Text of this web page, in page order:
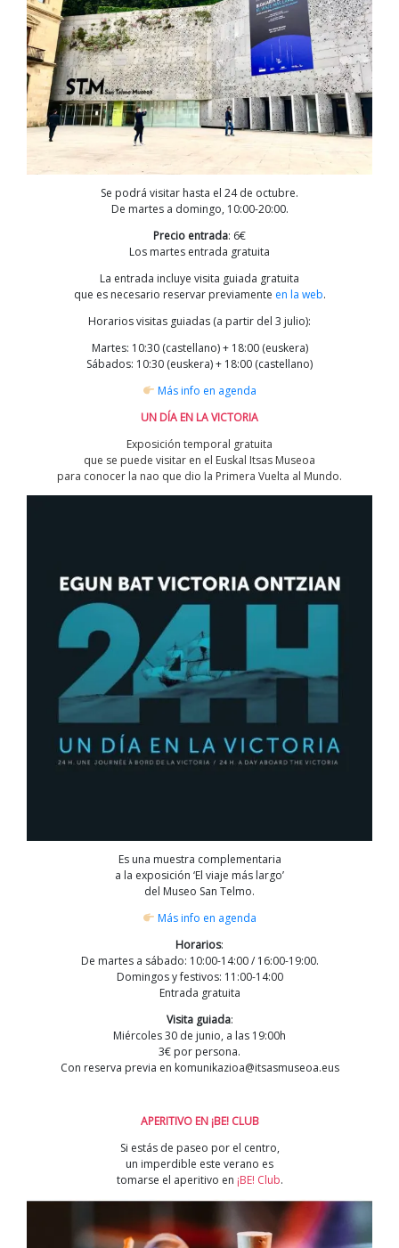
Se podrá visitar hasta el 24 de octubre.
De martes a domingo, 10:00-20:00.
Precio entrada: 6€
Los martes entrada gratuita
La entrada incluye visita guiada gratuita
que es necesario reservar previamente en la web.
Horarios visitas guiadas (a partir del 3 julio):
Martes: 10:30 (castellano) + 18:00 (euskera)
Sábados: 10:30 (euskera) + 18:00 (castellano)
Más info en agenda
UN DÍA EN LA VICTORIA
Exposición temporal gratuita
que se puede visitar en el Euskal Itsas Museoa
para conocer la nao que dio la Primera Vuelta al Mundo.
Es una muestra complementaria
a la exposición ‘El viaje más largo’
del Museo San Telmo.
Más info en agenda
Horarios:
De martes a sábado: 10:00-14:00 / 16:00-19:00.
Domingos y festivos: 11:00-14:00
Entrada gratuita
Visita guiada:
Miércoles 30 de junio, a las 19:00h
3€ por persona.
Con reserva previa en komunikazioa@itsasmuseoa.eus
APERITIVO EN ¡BE! CLUB
Si estás de paseo por el centro,
un imperdible este verano es
tomarse el aperitivo en ¡BE! Club.